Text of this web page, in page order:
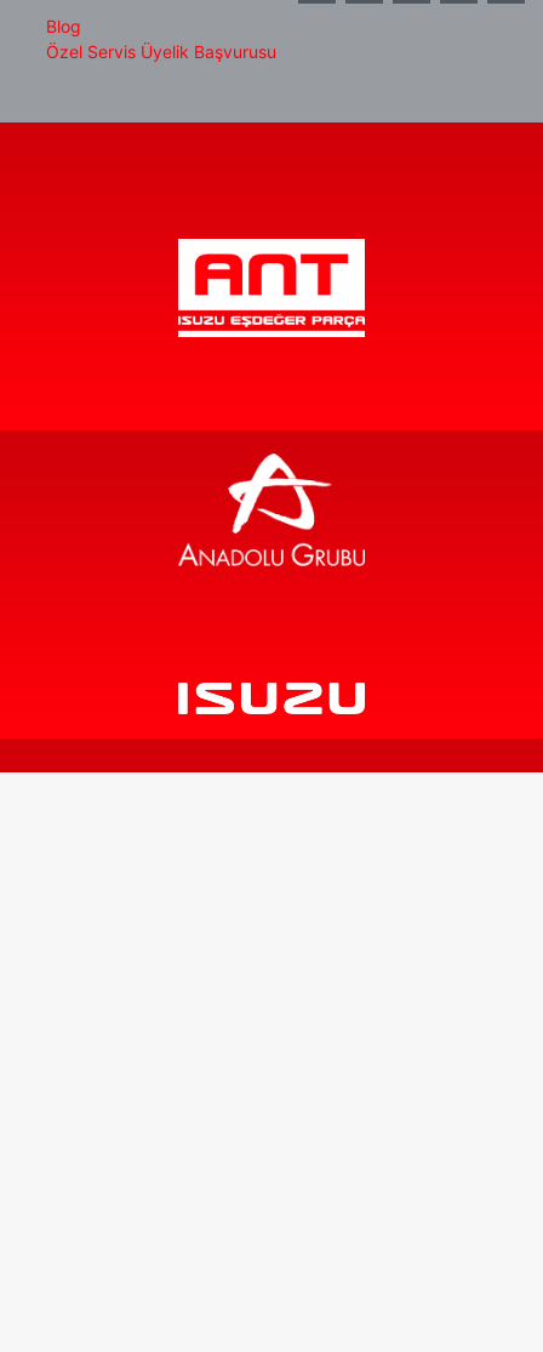
Blog
Özel Servis Üyelik Başvurusu